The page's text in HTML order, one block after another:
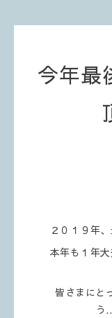
今年最
２０１９年
本年も１年
皆さまにと
う